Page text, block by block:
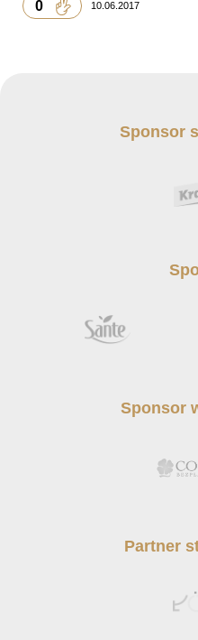
0 10.06.2017
Sponsor
Sponsor
Partner